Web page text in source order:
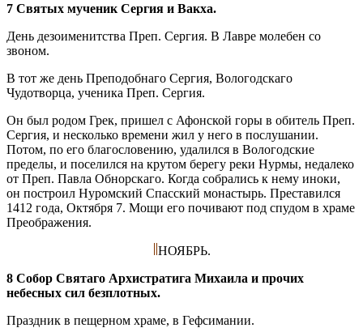
7 Святых мученик Сергия и Вакха.
День дезоименитства Преп. Сергия. В Лавре молебен со
звоном.
В тот же день Преподобнаго Сергия, Вологодскаго
Чудотворца, ученика Преп. Сергия.
Он был родом Грек, пришел с Афонской горы в обитель Преп.
Сергия, и несколько времени жил у него в послушании.
Потом, по его благословению, удалился в Вологодские
пределы, и поселился на крутом берегу реки Нурмы, недалеко
от Преп. Павла Обнорскаго. Когда собрались к нему иноки,
он построил Нуромский Спасский монастырь. Преставился
1412 года, Октября 7. Мощи его почивают под спудом в храме
Преображения.
НОЯБРЬ.
8 Собор Святаго Архистратига Михаила и прочих
небесных сил безплотных.
Праздник в пещерном храме, в Гефсимании.